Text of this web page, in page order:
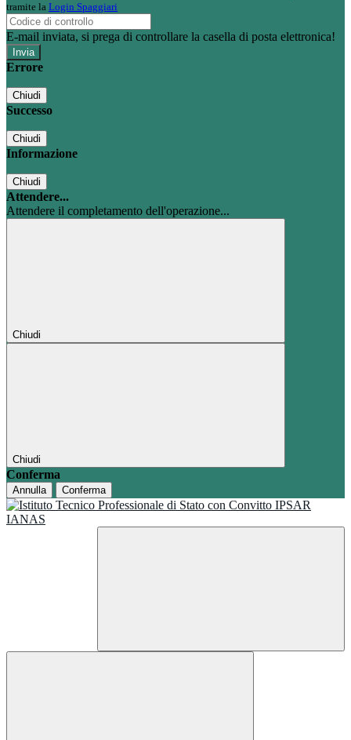
tramite la Login Spaggiari
E-mail inviata, si prega di controllare la casella di posta elettronica!
Errore
Chiudi
Successo
Chiudi
Informazione
Chiudi
Attendere...
Attendere il completamento dell'operazione...
Chiudi
Chiudi
Conferma
Annulla Conferma